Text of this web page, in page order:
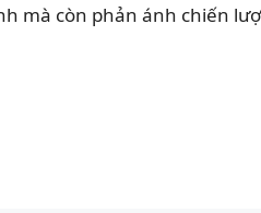
mà còn phản ánh chiến